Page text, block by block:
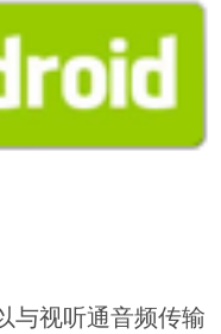
与视听通音频传输